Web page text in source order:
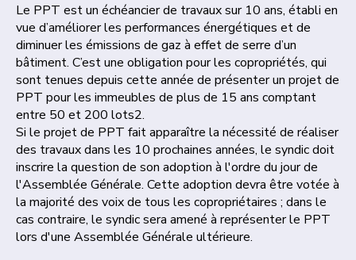
Le PPT est un échéancier de travaux sur 10 ans, établi en
vue d’améliorer les performances énergétiques et de
diminuer les émissions de gaz à effet de serre d’un
bâtiment. C’est une obligation pour les copropriétés, qui
sont tenues depuis cette année de présenter un projet de
PPT pour les immeubles de plus de 15 ans comptant
entre 50 et 200 lots2.
Si le projet de PPT fait apparaître la nécessité de réaliser
des travaux dans les 10 prochaines années, le syndic doit
inscrire la question de son adoption à l'ordre du jour de
l'Assemblée Générale. Cette adoption devra être votée à
la majorité des voix de tous les copropriétaires ; dans le
cas contraire, le syndic sera amené à représenter le PPT
lors d'une Assemblée Générale ultérieure.